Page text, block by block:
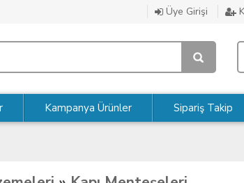
Üye Girişi
Kampanya Ürünler Sipariş Takip